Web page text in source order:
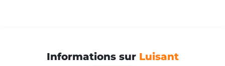
Informations sur Luisant